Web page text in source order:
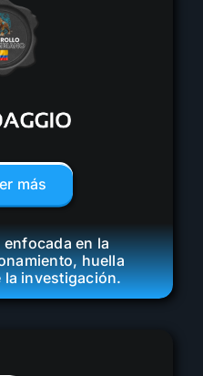
más
enfocada en la
huella
investigación.